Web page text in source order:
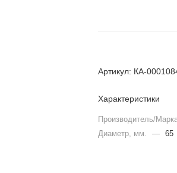
Артикул: КА-
Характеристики
Производитель/
Диаметр, мм.
— 65